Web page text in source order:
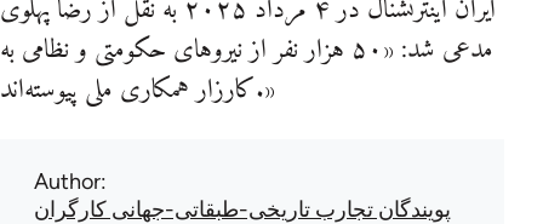
ایران اینترنشنال در ۴ مرداد ۲۰۲۵ به نقل از رضا پهلوی
مدعی شد: «۵۰ هزار نفر از نیروهای حکومتی و نظامی به
کارزار همکاری ملی پیوسته‌اند.»
Author
پویندگان تجارب تاریخی-طبقاتی-جهانی کارگران